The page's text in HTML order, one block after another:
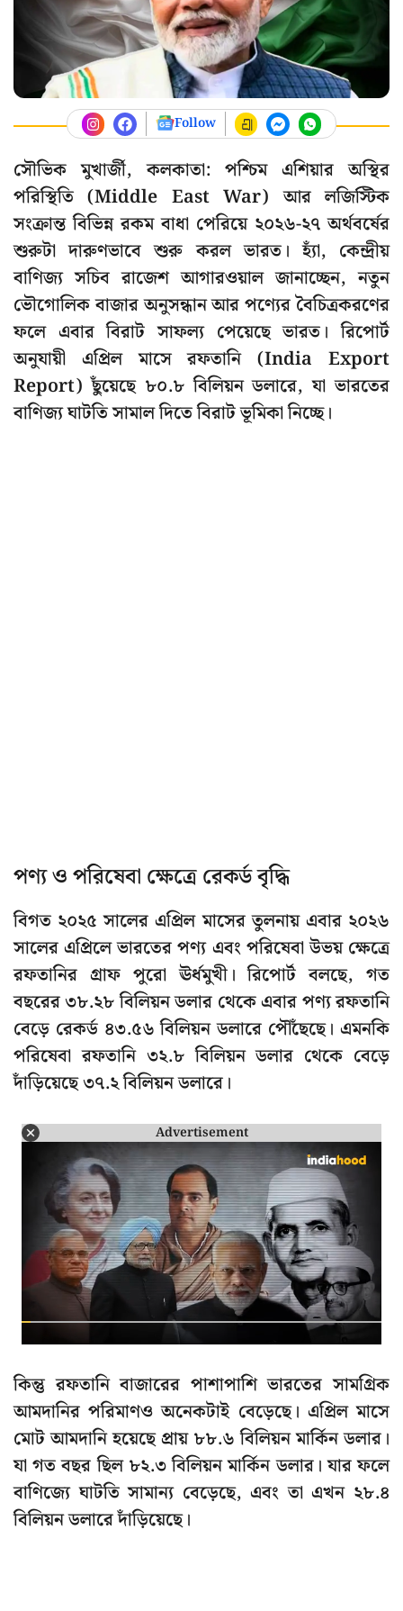
Follow
সৌভিক মুখার্জী, কলকাতা: পশ্চিম এশিয়ার অস্থির
পরিস্থিতি (Middle East War) আর লজিস্টিক
সংক্রান্ত বিভিন্ন রকম বাধা পেরিয়ে ২০২৬-২৭ অর্থবর্ষের
শুরুটা দারুণভাবে শুরু করল ভারত। হ্যাঁ, কেন্দ্রীয়
বাণিজ্য সচিব রাজেশ আগারওয়াল জানাচ্ছেন, নতুন
ভৌগোলিক বাজার অনুসন্ধান আর পণ্যের বৈচিত্রকরণের
ফলে এবার বিরাট সাফল্য পেয়েছে ভারত। রিপোর্ট
অনুযায়ী এপ্রিল মাসে রফতানি (India Export
Report) ছুঁয়েছে ৮০.৮ বিলিয়ন ডলারে, যা ভারতের
বাণিজ্য ঘাটতি সামাল দিতে বিরাট ভূমিকা নিচ্ছে।
পণ্য ও পরিষেবা ক্ষেত্রে রেকর্ড বৃদ্ধি
বিগত ২০২৫ সালের এপ্রিল মাসের তুলনায় এবার ২০২৬
সালের এপ্রিলে ভারতের পণ্য এবং পরিষেবা উভয় ক্ষেত্রে
রফতানির গ্রাফ পুরো ঊর্ধমুখী। রিপোর্ট বলছে, গত
বছরের ৩৮.২৮ বিলিয়ন ডলার থেকে এবার পণ্য রফতানি
বেড়ে রেকর্ড ৪৩.৫৬ বিলিয়ন ডলারে পৌঁছেছে। এমনকি
পরিষেবা রফতানি ৩২.৮ বিলিয়ন ডলার থেকে বেড়ে
দাঁড়িয়েছে ৩৭.২ বিলিয়ন ডলারে।
Advertisement
কিন্তু রফতানি বাজারের পাশাপাশি ভারতের সামগ্রিক
আমদানির পরিমাণও অনেকটাই বেড়েছে। এপ্রিল মাসে
মোট আমদানি হয়েছে প্রায় ৮৮.৬ বিলিয়ন মার্কিন ডলার।
যা গত বছর ছিল ৮২.৩ বিলিয়ন মার্কিন ডলার। যার ফলে
বাণিজ্যে ঘাটতি সামান্য বেড়েছে, এবং তা এখন ২৮.৪
বিলিয়ন ডলারে দাঁড়িয়েছে।